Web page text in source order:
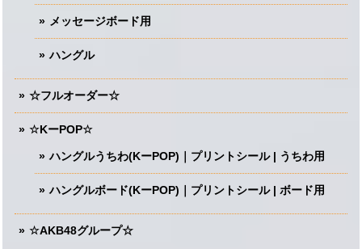
メッセージボード用
ハングル
☆フルオーダー☆
☆KーPOP☆
ハングルうちわ(KーPOP)｜プリントシール | うちわ用
ハングルボード(KーPOP)｜プリントシール | ボード用
☆AKB48グループ☆